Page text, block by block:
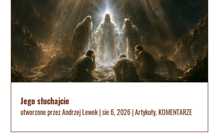
Jego słuchajcie
utworzone przezAndrzej Lewek|sie 6, 2026|Artykuły,KOMENTARZE